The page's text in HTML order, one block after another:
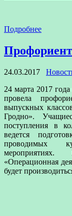
Подробнее
24.03.2017
24 марта 2017
провела
выпускных
Гродно».
поступления в
ведется
проводимых
мероприятиях.
«Операционная
будет